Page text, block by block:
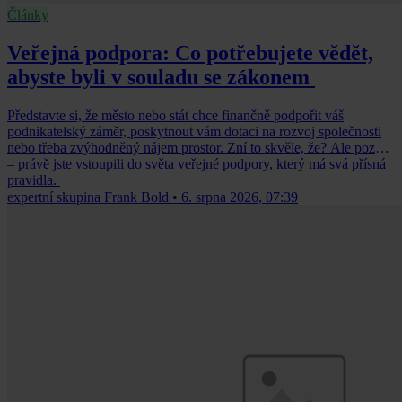
Články
Veřejná podpora: Co potřebujete vědět,
abyste byli v souladu se zákonem
Představte si, že město nebo stát chce finančně podpořit váš
podnikatelský záměr, poskytnout vám dotaci na rozvoj společnosti
nebo třeba zvýhodněný nájem prostor. Zní to skvěle, že? Ale pozor
– právě jste vstoupili do světa veřejné podpory, který má svá přísná
pravidla.
expertní skupina Frank Bold • 6. srpna 2026, 07:39